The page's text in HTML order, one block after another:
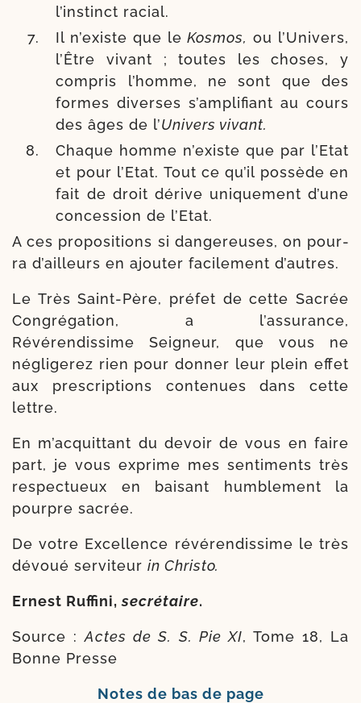
l’instinct racial.
Il n’existe que leKosmos, ou l’Univers,
l’Être vivant ; toutes les choses, y
com­pris l’homme, ne sont que des
formes diverses s’amplifiant au cours
des âges de l’Univers vivant.
Chaque homme n’existe que par l’Etat
et pour l’Etat. Tout ce qu’il pos­sède en
fait de droit dérive uni­que­ment d’une
con­cession de l’Etat.
A ces pro­po­si­tions si dan­ge­reuses, on pour­
ra d’ailleurs en ajou­ter faci­le­ment d’autres.
Le Très Saint-​Père, pré­fet de cette Sacrée
Congrégation, a l’assu­rance,
Révérendissime Seigneur, que vous ne
négli­ge­rez rien pour don­ner leur plein effet
aux pres­crip­tions conte­nues dans cette
lettre.
En m’acquittant du devoir de vous en faire
part, je vous exprime mes sen­ti­ments très
res­pec­tueux en bai­sant hum­ble­ment la
pourpre sacrée.
De votre Excellence révé­ren­dis­sime le très
dévoué ser­vi­teur in Christo.
Ernest Ruffini,secré­taire.
Source :Actes de S. S. Pie XI, Tome 18, La
Bonne Presse
Notes de bas de page